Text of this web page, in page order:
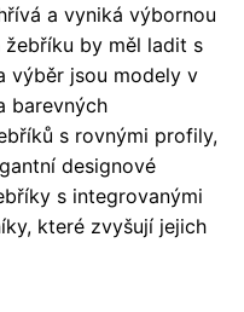
a vyniká výbornou
by měl ladit s
výběr jsou modely v
barevných
s rovnými profily,
designové
s integrovanými
které zvyšují jejich